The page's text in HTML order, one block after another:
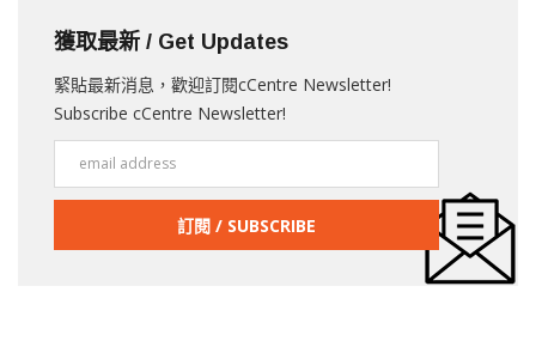
獲取最新 / Get Updates
緊貼最新消息，歡迎訂閱cCentre Newsletter!
Subscribe cCentre Newsletter!